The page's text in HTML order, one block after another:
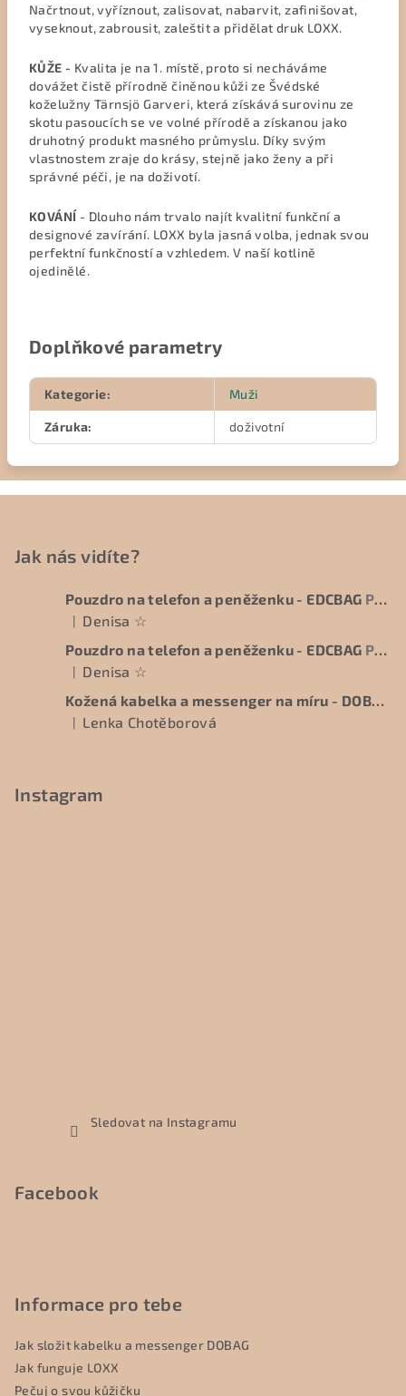
Načrtnout, vyříznout, zalisovat, nabarvit, zafinišovat,
vyseknout, zabrousit, zaleštit a přidělat druk LOXX.
KŮŽE - Kvalita je na 1. místě, proto si necháváme
dovážet čistě přírodně činěnou kůži ze Švédské
koželužny Tärnsjö Garveri, která získává surovinu ze
skotu pasoucích se ve volné přírodě a získanou jako
druhotný produkt masného průmyslu. Díky svým
vlastnostem zraje do krásy, stejně jako ženy a při
správné péči, je na doživotí.
KOVÁNÍ - Dlouho nám trvalo najít kvalitní funkční a
designové zavírání. LOXX byla jasná volba, jednak svou
perfektní funkčností a vzhledem. V naší kotlině
ojedinělé.
Doplňkové parametry
Kategorie: Muži
Záruka: doživotní
Jak nás vidíte?
Pouzdro na telefon a peněženku - EDCBAG Praktická velikost
Hodnocení produktu je 5 z 5 hvězdiček.
| Denisa ☆
Pouzdro na telefon a peněženku - EDCBAG Praktická velikost
Hodnocení produktu je 5 z 5 hvězdiček.
| Denisa ☆
Kožená kabelka a messenger na míru - DOBAG - BESPOKE
Hodnocení produktu je 5 z 5 hvězdiček.
| Lenka Chotěborová
Instagram
Sledovat na Instagramu
Facebook
Informace pro tebe
Jak složit kabelku a messenger DOBAG
Jak funguje LOXX
Pečuj o svou kůžičku